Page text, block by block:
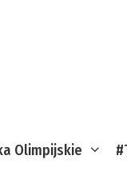
Olimpijskie